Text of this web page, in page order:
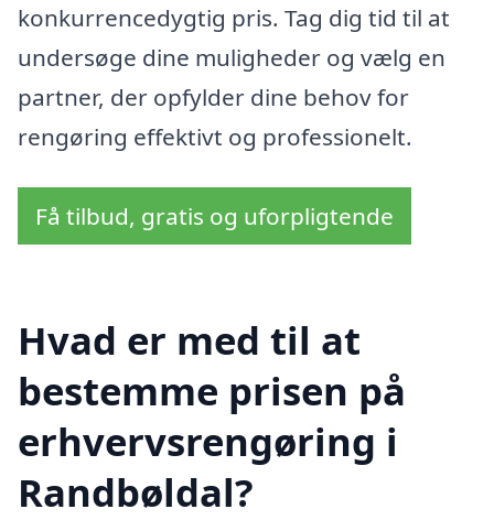
konkurrencedygtig pris. Tag dig tid til at
undersøge dine muligheder og vælg en
partner, der opfylder dine behov for
rengøring effektivt og professionelt.
Få tilbud, gratis og uforpligtende
Hvad er med til at
bestemme prisen på
erhvervsrengøring i
Randbøldal?